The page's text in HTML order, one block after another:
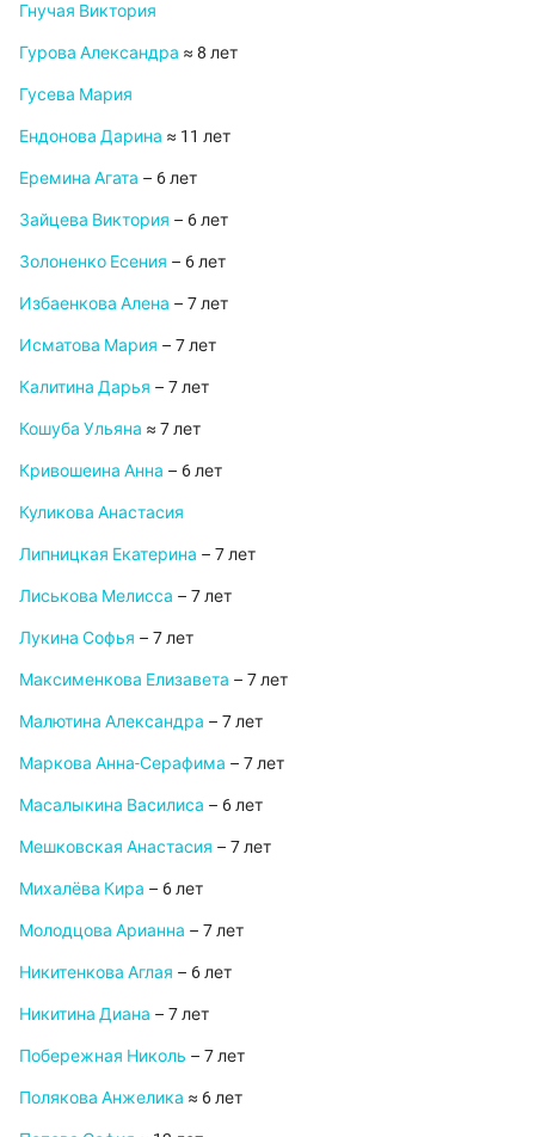
Гнучая Виктория
Гурова Александра ≈ 8 лет
Гусева Мария
Ендонова Дарина ≈ 11 лет
Еремина Агата – 6 лет
Зайцева Виктория – 6 лет
Золоненко Есения – 6 лет
Избаенкова Алена – 7 лет
Исматова Мария – 7 лет
Калитина Дарья – 7 лет
Кошуба Ульяна ≈ 7 лет
Кривошеина Анна – 6 лет
Куликова Анастасия
Липницкая Екатерина – 7 лет
Лиськова Мелисса – 7 лет
Лукина Софья – 7 лет
Максименкова Елизавета – 7 лет
Малютина Александра – 7 лет
Маркова Анна-Серафима – 7 лет
Масалыкина Василиса – 6 лет
Мешковская Анастасия – 7 лет
Михалёва Кира – 6 лет
Молодцова Арианна – 7 лет
Никитенкова Аглая – 6 лет
Никитина Диана – 7 лет
Побережная Николь – 7 лет
Полякова Анжелика ≈ 6 лет